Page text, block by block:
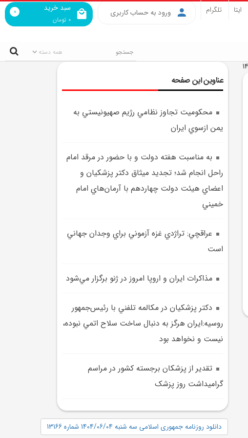
سبد خرید
0 تومان
0 ورود به حساب کاربری ایتا تلگرام
عناوین این صفحه
محکوميت تجاوز نظامي رژيم صهيونيستي به
يمن ازسوي ايران
به مناسبت هفته دولت و با حضور در مرقد امام
راحل انجام شد؛ تجديد ميثاق دکتر پزشکيان و
اعضاي هيئت دولت چهاردهم با آرمان‌هاي امام
خميني
عراقچي: تراژدي غزه آزموني براي وجدان جهاني
است
مذاکرات ايران و اروپا امروز در ژنو برگزار مي‌شود
دکتر پزشکيان در مکالمه تلفني با رئيس‌جمهور
روسيه:ايران هرگز به دنبال ساخت سلاح اتمي نبوده،
نيست و نخواهد بود
تقدير از پزشکان برجسته کشور در مراسم
گراميداشت روز پزشک
دانلود روزنامه جمهوری اسلامی سه شنبه 1404/06/04 شماره 13166